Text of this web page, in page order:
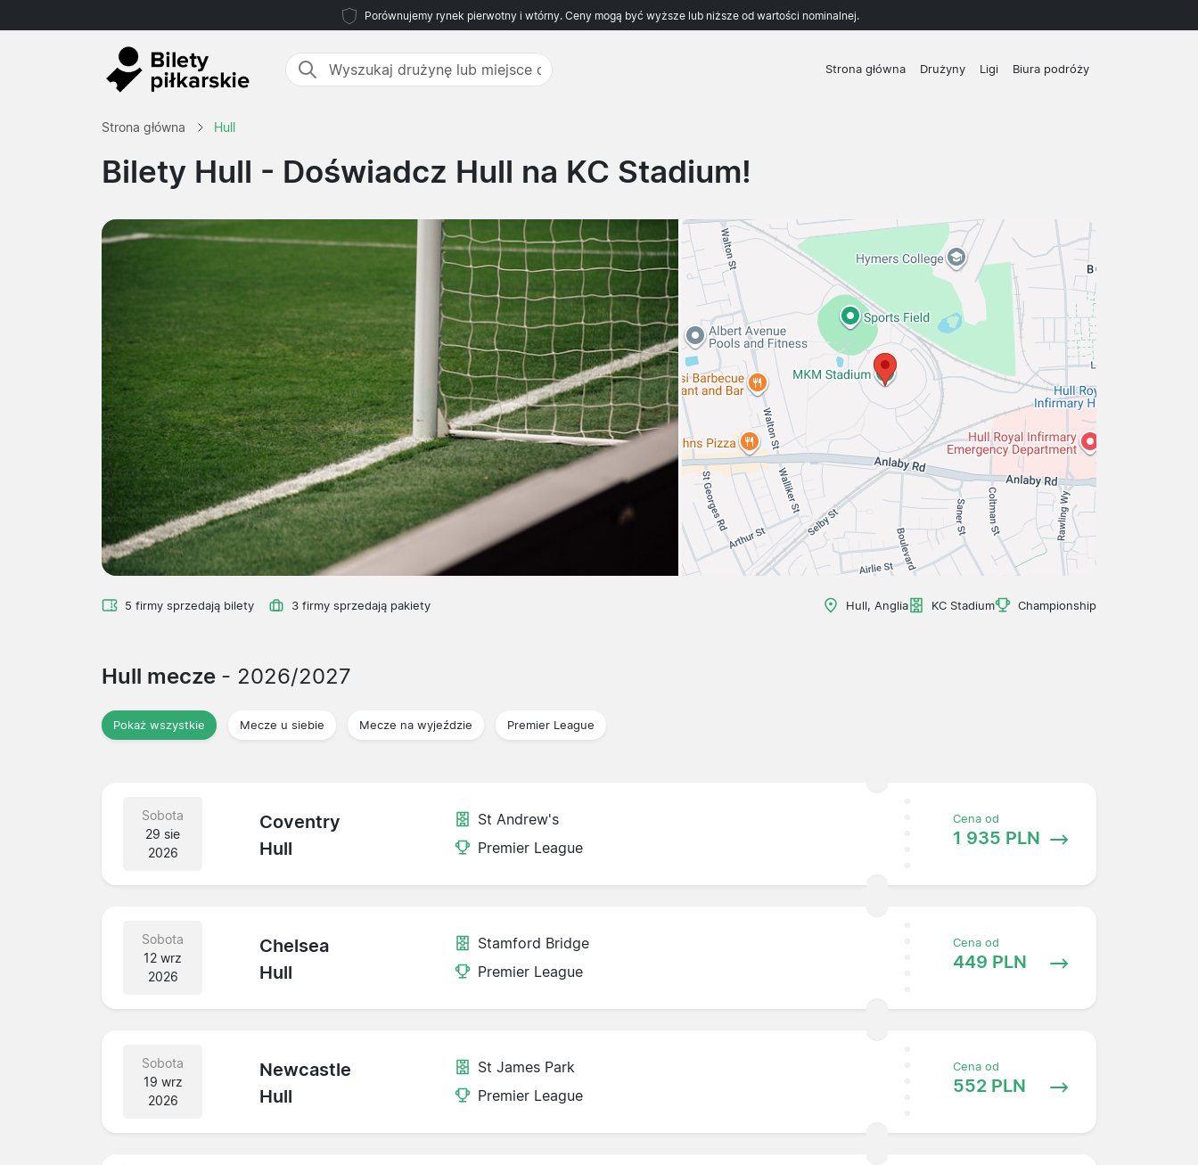
Porównujemy rynek pierwotny i wtórny. Ceny mogą być wyższe lub niższe od wartości nominalnej.
Strona główna Drużyny Ligi Biura podróży
Strona główna Hull
Bilety Hull - Doświadcz Hull na KC Stadium!
5 firmy sprzedają bilety 3 firmy sprzedają pakiety Hull, Anglia KC Stadium Championship
Hull mecze - 2026/2027
Pokaż wszystkie Mecze u siebie Mecze na wyjeździe Premier League
Sobota
29 sie
2026
Coventry
Hull
St Andrew's
Premier League
Cena od
1 935 PLN
Sobota
12 wrz
2026
Chelsea
Hull
Stamford Bridge
Premier League
Cena od
449 PLN
Sobota
19 wrz
2026
Newcastle
Hull
St James Park
Premier League
Cena od
552 PLN